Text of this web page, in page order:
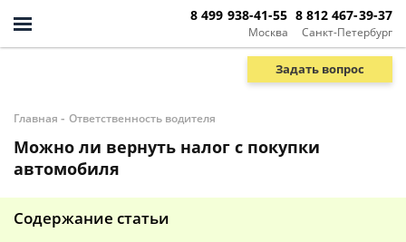
Москва
8 499 938-41-55
Санкт-Петербург
8 812 467-39-37
Задать вопрос
Главная - Ответственность водителя
Можно ли вернуть налог с покупки
автомобиля
Содержание статьи